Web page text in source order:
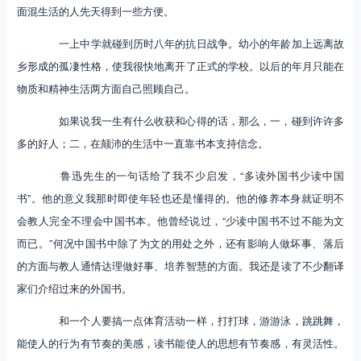
面混生活的人先天得到一些方便。
一上中学就碰到历时八年的抗日战争。幼小的年龄加上远离故
乡形成的孤凄性格，使我很快地离开了正式的学校。以后的年月只能在
物质和精神生活两方面自己照顾自己。
如果说我一生有什么收获和心得的话，那么，一，碰到许许多
多的好人；二，在颠沛的生活中一直靠书本支持信念。
鲁迅先生的一句话给了我不少启发，“多读外国书少读中国
书”。他的意义我那时即使年轻也还是懂得的。他的修养本身就证明不
会教人完全不理会中国书本。他曾经说过，“少读中国书不过不能为文
而已。”何况中国书中除了为文的用处之外，还有影响人做坏事、落后
的方面与教人通情达理做好事、培养智慧的方面。我还是读了不少翻译
家们介绍过来的外国书。
和一个人要搞一点体育活动一样，打打球，游游泳，跳跳舞，
能使人的行为有节奏的美感，读书能使人的思想有节奏感，有灵活性。